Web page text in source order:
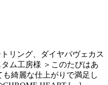
リング、ダイヤパヴェカス
ム工房様 ＞このたびはあ
綺麗な仕上がりで満足し